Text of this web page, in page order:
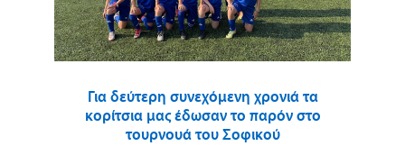
Για δεύτερη συνεχόμενη χρονιά τα
κορίτσια μας έδωσαν το παρόν στο
τουρνουά του Σοφικού